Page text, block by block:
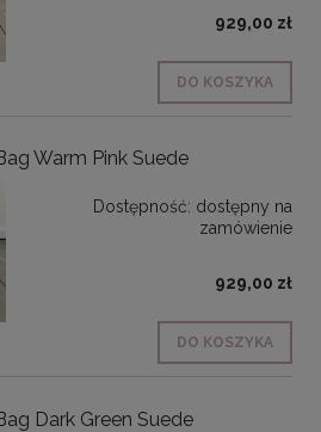
929,00 zł
DO KOSZYKA
Warm Pink Suede
Dostępność: dostępny na
zamówienie
929,00 zł
DO KOSZYKA
Dark Green Suede